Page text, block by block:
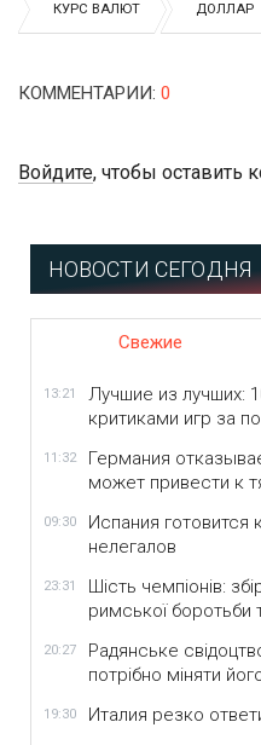
КУРС ВАЛЮТ ДОЛЛАР
КОММЕНТАРИИ: 0
Войдите, чтобы оставить
НОВОСТИ СЕГОДНЯ
Свежие
13:21
Лучшие из лучших:
критиками игр за
11:32
Германия
может привести к
09:30
Испания
нелегалов
23:31
Шість чемпіонів:
римської боротьби
20:27
Радянське
потрібно міняти
19:30 Италия резко